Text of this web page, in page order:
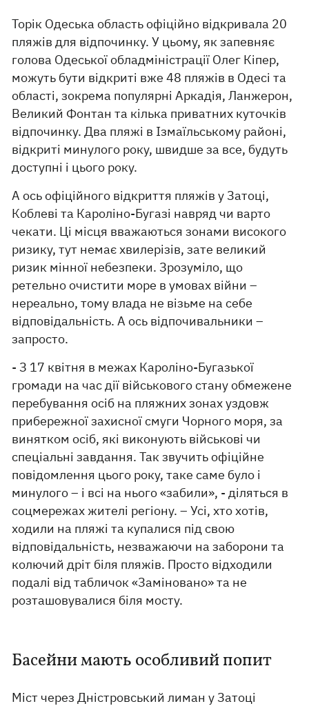
Торік Одеська область офіційно відкривала 20
пляжів для відпочинку. У цьому, як запевняє
голова Одеської обладміністрації Олег Кіпер,
можуть бути відкриті вже 48 пляжів в Одесі та
області, зокрема популярні Аркадія, Ланжерон,
Великий Фонтан та кілька приватних куточків
відпочинку. Два пляжі в Ізмаїльському районі,
відкриті минулого року, швидше за все, будуть
доступні і цього року.
А ось офіційного відкриття пляжів у Затоці,
Коблеві та Кароліно-Бугазі навряд чи варто
чекати. Ці місця вважаються зонами високого
ризику, тут немає хвилерізів, зате великий
ризик мінної небезпеки. Зрозуміло, що
ретельно очистити море в умовах війни –
нереально, тому влада не візьме на себе
відповідальність. А ось відпочивальники –
запросто.
- З 17 квітня в межах Кароліно-Бугазької
громади на час дії військового стану обмежене
перебування осіб на пляжних зонах уздовж
прибережної захисної смуги Чорного моря, за
винятком осіб, які виконують військові чи
спеціальні завдання. Так звучить офіційне
повідомлення цього року, таке саме було і
минулого – і всі на нього «забили», - діляться в
соцмережах жителі регіону. – Усі, хто хотів,
ходили на пляжі та купалися під свою
відповідальність, незважаючи на заборони та
колючий дріт біля пляжів. Просто відходили
подалі від табличок «Заміновано» та не
розташовувалися біля мосту.
Басейни мають особливий попит
Міст через Дністровський лиман у Затоці